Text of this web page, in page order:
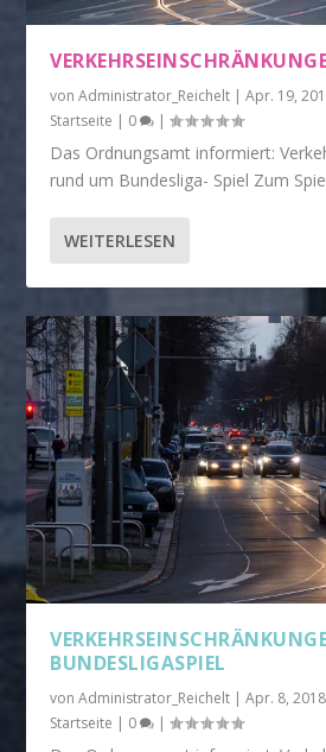
vonAdministrator_Reichelt |Apr. 19,
Startseite | 0 |
Das Ordnungsamt informiert:
rund um Bundesliga- Spiel Zum
WEITERLESEN
BUNDESLIGASPIEL
vonAdministrator_Reichelt |Apr. 8, 2018
Startseite | 0 |